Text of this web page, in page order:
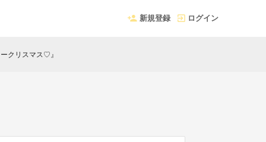
新規登録 ログイン
クリスマス♡』